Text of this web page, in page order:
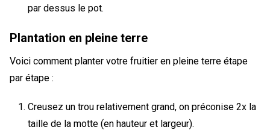
par dessus le pot.
Plantation en pleine terre
Voici comment planter votre fruitier en pleine terre étape
par étape :
Creusez un trou relativement grand, on préconise 2x la
taille de la motte (en hauteur et largeur).